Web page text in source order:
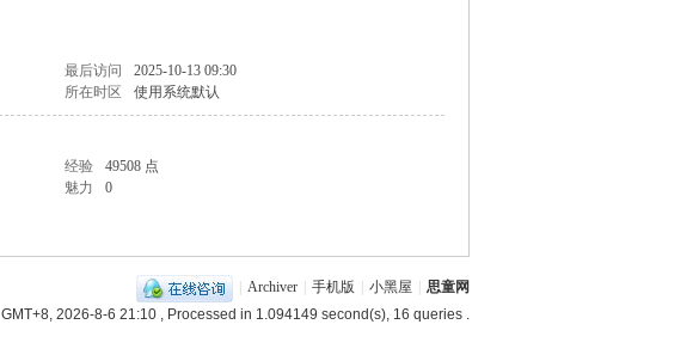
最后访问
2025-10-13 09:30
所在时区 使用系统默认
经验
49508 点
魅力
0
Archiver 手机版 小黑屋
思童网
GMT+8, 2026-8-6 21:10 , Processed in 1.094149 second(s), 16 queries .